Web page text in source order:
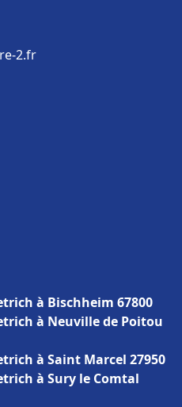
2.fr
à Bischheim 67800
à Neuville de Poitou
à Saint Marcel 27950
à Sury le Comtal